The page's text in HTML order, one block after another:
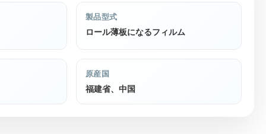
製品型式
ロール薄板になるフィルム
原産国
福建省、中国